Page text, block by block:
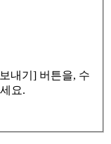
내기] 버튼을, 수
요.